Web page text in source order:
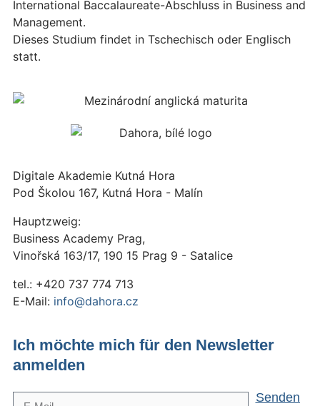
International Baccalaureate-Abschluss in Business and
Management.
Dieses Studium findet in Tschechisch oder Englisch
statt.
Digitale Akademie Kutná Hora
Pod Školou 167, Kutná Hora - Malín
Hauptzweig:
Business Academy Prag,
Vinořská 163/17, 190 15 Prag 9 - Satalice
tel.: +420 737 774 713
E-Mail: info@dahora.cz
Ich möchte mich für den Newsletter
anmelden
Senden